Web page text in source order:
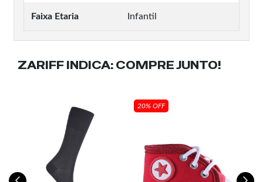
Faixa Etaria Infantil
ZARIFF INDICA: COMPRE JUNTO!
20% OFF